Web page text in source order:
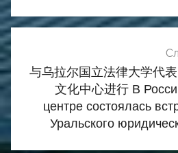
与乌拉尔国立法律大学代
文化中心进行 В
центре состоялась
Уральского